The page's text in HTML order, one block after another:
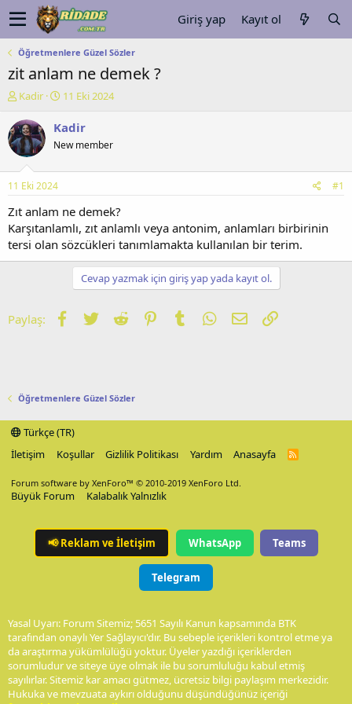
Giriş yap Kayıt ol
Öğretmenlere Güzel Sözler
zit anlam ne demek ?
K
n
u
y
b
a
ş
a
t
a
Kadir
B
ş
a
ç
a
r
i
11 Eki 2024
Kadir
New member
11 Eki 2024 #1
Zıt anlam ne demek?
Karşıtanlamlı, zıt anlamlı veya antonim, anlamları birbirinin
tersi olan sözcükleri tanımlamakta kullanılan bir terim.
Cevap yazmak için giriş yap yada kayıt ol.
Paylaş: Facebook
TwitterReddit PinterestTumblrWhatsApp
E-postaLink
Öğretmenlere Güzel Sözler
Türkçe (TR)
İletişim
Koşullar Gizlilik Politikası Yardım Anasayfa
R
Forum software by XenForo™ © 2010-2019 XenForo Ltd.
Büyük Forum Kalabalık Yalnızlık
📢Reklam ve İletişim WhatsApp Teams
Telegram
Yasal Uyarı: Forum Sitemiz; 5651 Sayılı Kanun kapsamında BTK
tarafından onaylı Yer Sağlayıcı'dır. Bu sebeple içerikleri kontrol etme ya
da araştırma yükümlülüğü yoktur. Üyeler yazdığı içeriklerden
sorumludur ve siteye üye olmak ile bu sorumluluğu kabul etmiş
sayılırlar. Sitemiz kar amacı gütmez, ücretsiz bilgi paylaşım merkezidir.
Hukuka ve mevzuata aykırı olduğunu düşündüğünüz içeriği